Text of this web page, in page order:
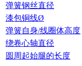
弹簧钢丝直径
漆包铜线Ø
弹簧自身/线圈体高度
绕卷心轴直径
圆周起始腿的长度